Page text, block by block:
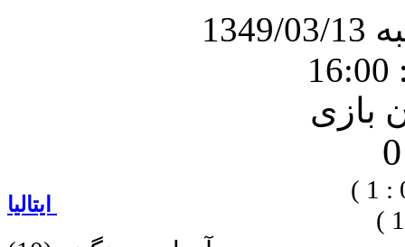
1 )
1 )